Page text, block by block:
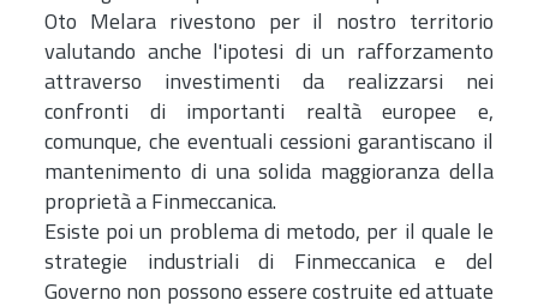
Oto Melara rivestono per il nostro territorio
valutando anche l'ipotesi di un rafforzamento
attraverso investimenti da realizzarsi nei
confronti di importanti realtà europee e,
comunque, che eventuali cessioni garantiscano il
mantenimento di una solida maggioranza della
proprietà a Finmeccanica.
Esiste poi un problema di metodo, per il quale le
strategie industriali di Finmeccanica e del
Governo non possono essere costruite ed attuate